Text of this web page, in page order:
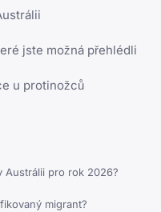
jste možná přehlédli
u protinožců
Austrálii pro rok 2026?
migrant?